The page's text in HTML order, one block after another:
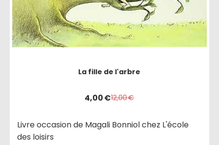
La fille de l'arbre
4,00€12,00€
Livre occasion de Magali Bonniol chez L'école
des loisirs